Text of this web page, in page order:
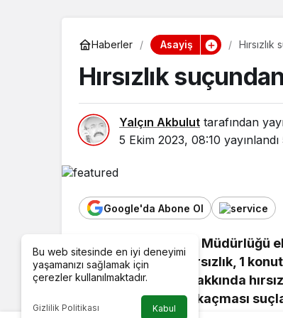
Haberler Asayiş
Hırsızlık
Yalçın Akbulut tarafından
5 Ekim 2023, 08:10 yayınlandı
Google'da Abone Ol
Keşan İlçe Emniyet Müdürlüğü
eşya hakkında hırsızlık, 1
bırakılmış eşya hakkında
veya tutuklunun kaçması
Bu web sitesinde en iyi deneyimi
yaşamanızı sağlamak için
çerezler kullanılmaktadır.
Gizlilik Politikası Kabul